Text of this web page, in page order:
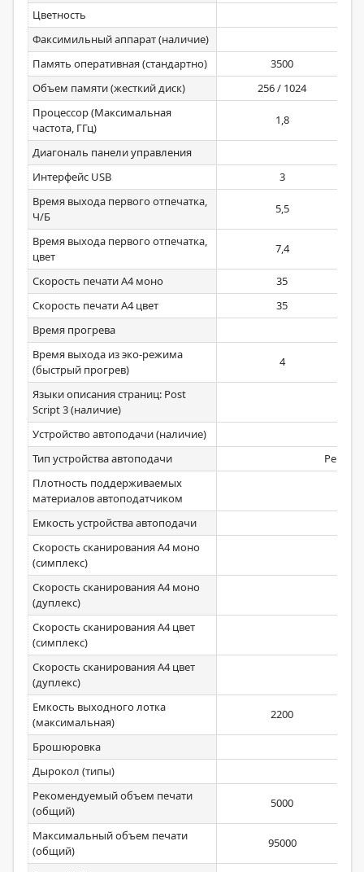
Цветность
Факсимильный аппарат (наличие)
Память оперативная (стандартно)
3500
Объем памяти (жесткий диск)
256 / 1024
Процессор (Максимальная
частота, ГГц)
1,8
Диагональ панели управления
Интерфейс USB
3
Время выхода первого отпечатка,
Ч/Б
5,5
Время выхода первого отпечатка,
цвет
7,4
Скорость печати А4 моно
35
Скорость печати А4 цвет
35
Время прогрева
Время выхода из эко-режима
(быстрый прогрев)
4
Языки описания страниц: Post
Script 3 (наличие)
Устройство автоподачи (наличие)
Тип устройства автоподачи
Плотность поддерживаемых
материалов автоподатчиком
Емкость устройства автоподачи
Скорость сканирования А4 моно
(симплекс)
Скорость сканирования А4 моно
(дуплекс)
Скорость сканирования А4 цвет
(симплекс)
Скорость сканирования А4 цвет
(дуплекс)
Емкость выходного лотка
(максимальная)
2200
Брошюровка
Дырокол (типы)
Рекомендуемый объем печати
(общий)
5000
Максимальный объем печати
(общий)
95000